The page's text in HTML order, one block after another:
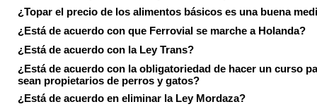
¿Topar el precio de los alimentos básicos es una buena
¿Está de acuerdo con que Ferrovial se marche a Holanda?
¿Está de acuerdo con la Ley Trans?
¿Está de acuerdo con la obligatoriedad de hacer un curso
sean propietarios de perros y gatos?
¿Está de acuerdo en eliminar la Ley Mordaza?